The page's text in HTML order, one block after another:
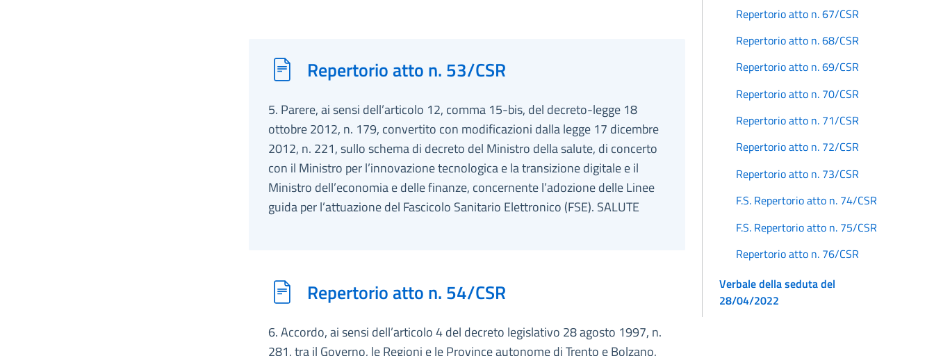
Repertorio atto n. 53/CSR
5. Parere, ai sensi dell’articolo 12, comma 15-bis, del decreto-legge 18
ottobre 2012, n. 179, convertito con modificazioni dalla legge 17 dicembre
2012, n. 221, sullo schema di decreto del Ministro della salute, di concerto
con il Ministro per l’innovazione tecnologica e la transizione digitale e il
Ministro dell’economia e delle finanze, concernente l’adozione delle Linee
guida per l’attuazione del Fascicolo Sanitario Elettronico (FSE). SALUTE
Repertorio atto n. 54/CSR
6. Accordo, ai sensi dell’articolo 4 del decreto legislativo 28 agosto 1997, n.
281, tra il Governo, le Regioni e le Province autonome di Trento e Bolzano,
Repertorio atto n. 67/CSR
Repertorio atto n. 68/CSR
Repertorio atto n. 69/CSR
Repertorio atto n. 70/CSR
Repertorio atto n. 71/CSR
Repertorio atto n. 72/CSR
Repertorio atto n. 73/CSR
F.S. Repertorio atto n. 74/CSR
F.S. Repertorio atto n. 75/CSR
Repertorio atto n. 76/CSR
Verbale della seduta del
28/04/2022